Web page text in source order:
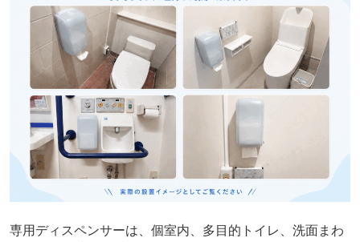
専用ディスペンサーは、個室内、多目的トイレ、洗面まわ